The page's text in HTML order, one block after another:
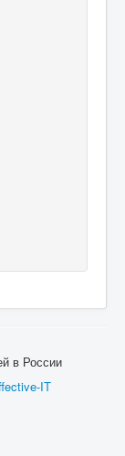
в России
IT